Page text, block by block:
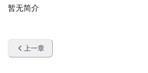
暂无简介
上一章